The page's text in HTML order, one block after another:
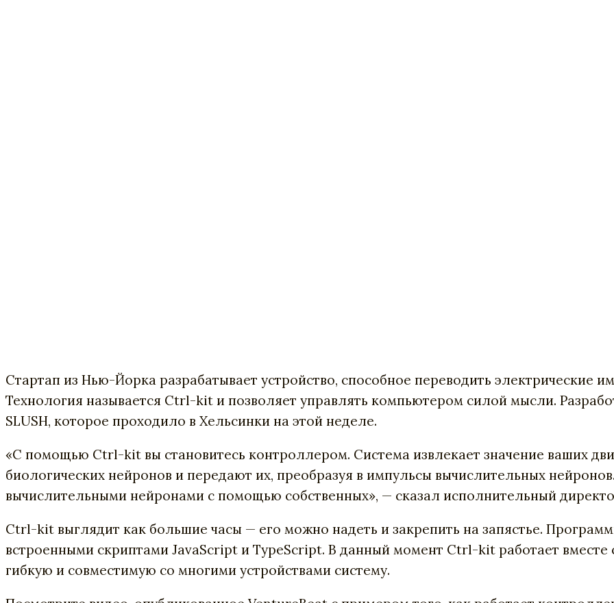
Стартап из Нью-Йорка разрабатывает устройство, способное переводить электрические
Технология называется Ctrl-kit и позволяет управлять компьютером силой мысли.
SLUSH, которое проходило в Хельсинки на этой неделе.
«С помощью Ctrl-kit вы становитесь контроллером. Система извлекает значение ваших
биологических нейронов и передают их, преобразуя в импульсы вычислительных
вычислительными нейронами с помощью собственных», — сказал исполнительный
Ctrl-kit выглядит как большие часы — его можно надеть и закрепить на запястье.
встроенными скриптами JavaScript и TypeScript. В данный момент Ctrl-kit работает вместе
гибкую и совместимую со многими устройствами систему.